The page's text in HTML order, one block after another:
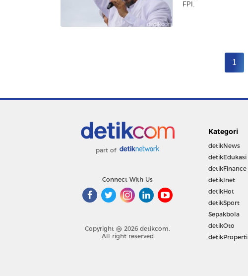
FPI.
1
part of
Connect With Us
Copyright @ 2026 detikcom.
All right reserved
Kategori
detikNews
detikEdukasi
detikFinance
detikInet
detikHot
detikSport
Sepakbola
detikOto
detikProperti